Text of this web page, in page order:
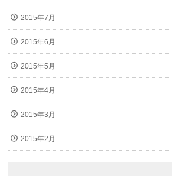
2015年7月
2015年6月
2015年5月
2015年4月
2015年3月
2015年2月